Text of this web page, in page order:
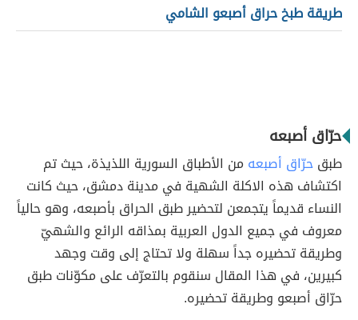
طريقة طبخ حراق أصبعو الشامي
حرّاق أصبعه
طبقحرّاق أصبعه من الأطباق السورية اللذيذة، حيث تم
اكتشاف هذه الاكلة الشهية في مدينة دمشق، حيث كانت
النساء قديماً يتجمعن لتحضير طبق الحراق بأصبعه، وهو حالياً
معروف في جميع الدول العربية بمذاقه الرائع والشهيّ
وطريقة تحضيره جداً سهلة ولا تحتاج إلى وقت وجهد
كبيرين، في هذا المقال سنقوم بالتعرّف على مكوّنات طبق
حرّاق أصبعو وطريقة تحضيره.